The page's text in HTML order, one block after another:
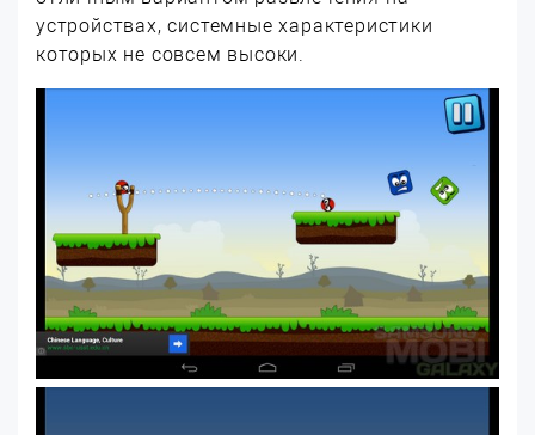
устройствах, системные характеристики
которых не совсем высоки.